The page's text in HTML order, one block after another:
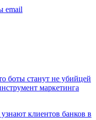
email
боты станут не убийцей
маркетинга
клиентов банков в